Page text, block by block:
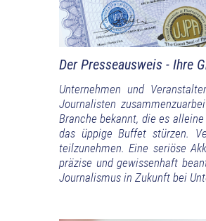
Der Presseausweis - Ihre
Unternehmen und
Journalisten
Branche bekannt, die es
das üppige Buffet stürzen.
teilzunehmen. Eine seriöse
präzise und gewissenhaft
Journalismus in Zukunft bei